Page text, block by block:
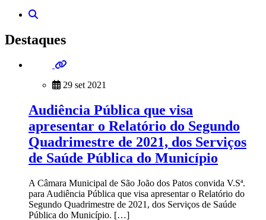
Destaques
29 set 2021
Audiência Pública que visa
apresentar o Relatório do Segundo
Quadrimestre de 2021, dos Serviços
de Saúde Pública do Município
A Câmara Municipal de São João dos Patos convida V.Sª.
para Audiência Pública que visa apresentar o Relatório do
Segundo Quadrimestre de 2021, dos Serviços de Saúde
Pública do Município. […]